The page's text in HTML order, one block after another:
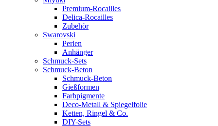
Premium-Rocailles
Delica-Rocailles
Zubehör
Swarovski
Perlen
Anhänger
Schmuck-Sets
Schmuck-Beton
Schmuck-Beton
Gießformen
Farbpigmente
Deco-Metall & Spiegelfolie
Ketten, Ringel & Co.
DIY-Sets